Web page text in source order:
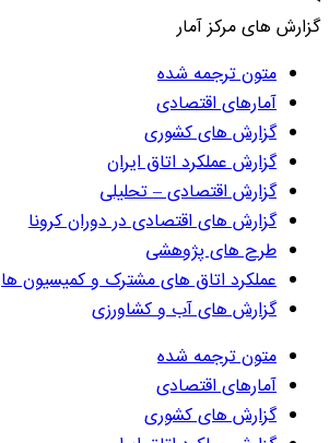
گزارش های مرکز آمار
متون ترجمه شده
آمارهای اقتصادی
گزارش های کشوری
گزارش عملکرد اتاق ایران
گزارش اقتصادی – تحلیلی
گزارش های اقتصادی در دوران کرونا
طرح های پژوهشی
عملکرد اتاق های مشترک و کمیسیون ها
گزارش های آب و کشاورزی
متون ترجمه شده
آمارهای اقتصادی
گزارش های کشوری